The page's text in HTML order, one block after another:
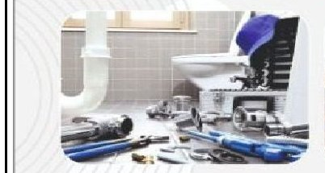
EĞİTİMCİ - YAZAR : MİDRAN YOKUŞ
DİKİLİ TAŞLAR - 8